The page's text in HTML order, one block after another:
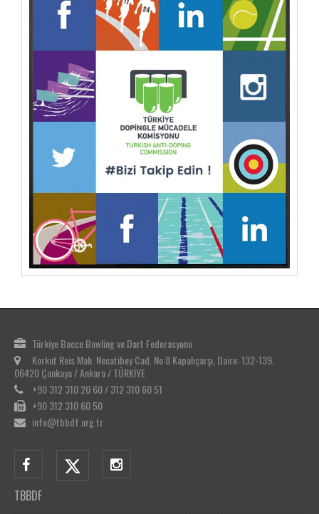
Türkiye Bocce Bowling ve Dart Federasyonu
Korkut Reis Mah. Necatibey Cad. No:8 Kapalıçarşı, Daire: 132-139,
06420 Çankaya / Ankara / TÜRKİYE
+90 312 310 20 60 / 312 310 60 51
+90 312 310 60 50
info@tbbdf.org.tr
TBBDF